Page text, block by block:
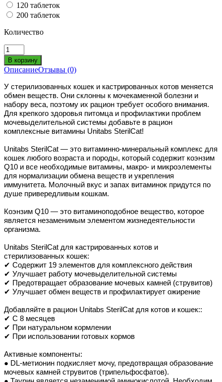
120 таблеток
200 таблеток
Количество
ОписаниеОтзывы (0)
У стерилизованных кошек и кастрированных котов меняется
обмен веществ. Они склонны к мочекаменной болезни и
набору веса, поэтому их рацион требует особого внимания.
Для крепкого здоровья питомца и профилактики проблем
мочевыделительной системы добавьте в рацион
комплексные витамины Unitabs SterilCat!
Unitabs SterilCat — это витаминно-минеральный комплекс для
кошек любого возраста и породы, который содержит коэнзим
Q10 и все необходимые витамины, макро- и микроэлементы
для нормализации обмена веществ и укрепления
иммунитета. Молочный вкус и запах витаминок придутся по
душе привередливым кошкам.
Коэнзим Q10 — это витаминоподобное вещество, которое
является незаменимым элементом жизнедеятельности
организма.
Unitabs SterilCat для кастрированных котов и
стерилизованных кошек:
✔ Содержит 19 элементов для комплексного действия
✔ Улучшает работу мочевыделительной системы
✔ Предотвращает образование мочевых камней (струвитов)
✔ Улучшает обмен веществ и профилактирует ожирение
Добавляйте в рацион Unitabs SterilCat для котов и кошек::
✔ С 8 месяцев
✔ При натуральном кормлении
✔ При использовании готовых кормов
Активные компоненты:
● DL-метионин подкисляет мочу, предотвращая образование
мочевых камней струвитов (трипельфосфатов).